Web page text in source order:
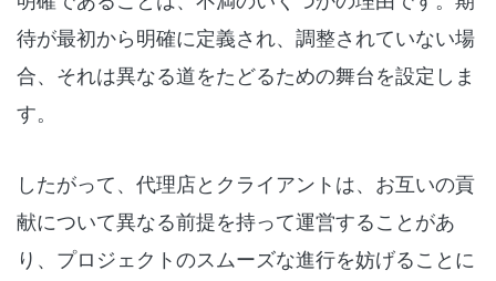
待が最初から明確に定義され、調整されていない場
合、それは異なる道をたどるための舞台を設定しま
す。
したがって、代理店とクライアントは、お互いの貢
献について異なる前提を持って運営することがあ
り、プロジェクトのスムーズな進行を妨げることに